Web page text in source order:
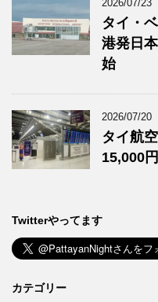
2026/07/23
タイ・
港発日
始
2026/07/20
タイ航
15,000
Twitterやってます
カテゴリー